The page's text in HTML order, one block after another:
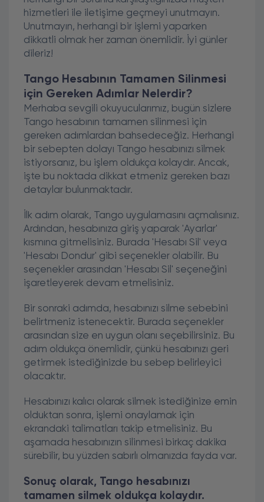
hizmetleri ile iletişime geçmeyi unutmayın.
Unutmayın, herhangi bir işlemi yaparken
dikkatli olmak her zaman önemlidir. İyi günler
dileriz!
Tango Hesabının Tamamen Silinmesi
için Gereken Adımlar Nelerdir?
Merhaba sevgili okuyucularımız, bugün sizlere
Tango hesabının tamamen silinmesi için
gereken adımlardan bahsedeceğiz. Herhangi
bir sebepten dolayı Tango hesabınızı silmek
istiyorsanız, bu işlem oldukça kolaydır. Ancak,
işte bu noktada dikkat etmeniz gereken bazı
detaylar bulunmaktadır.
İlk adım olarak, Tango uygulamasını açmalısınız.
Ardından, hesabınıza giriş yaparak 'Ayarlar'
kısmına gitmelisiniz. Burada 'Hesabı Sil' veya
'Hesabı Dondur' gibi seçenekler olabilir. Bu
seçenekler arasından 'Hesabı Sil' seçeneğini
işaretleyerek devam etmelisiniz.
Bir sonraki adımda, hesabınızı silme sebebini
belirtmeniz istenecektir. Burada seçenekler
arasından size en uygun olanı seçebilirsiniz. Bu
adım oldukça önemlidir, çünkü hesabınızı geri
getirmek istediğinizde bu sebep belirleyici
olacaktır.
Hesabınızı kalıcı olarak silmek istediğinize emin
olduktan sonra, işlemi onaylamak için
ekrandaki talimatları takip etmelisiniz. Bu
aşamada hesabınızın silinmesi birkaç dakika
sürebilir, bu yüzden sabırlı olmanızda fayda var.
Sonuç olarak, Tango hesabınızı
tamamen silmek oldukça kolaydır.